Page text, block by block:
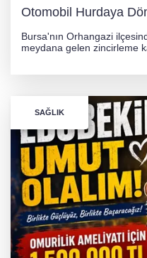
Otomobil Hurdaya
Bursa'nın Orhangazi
meydana gelen zincirleme
SAĞLIK